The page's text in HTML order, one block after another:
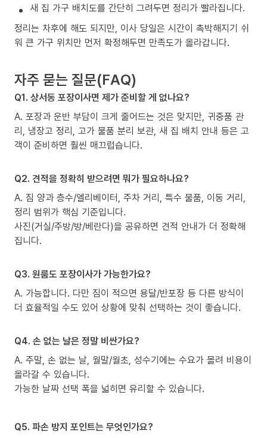
새 집 가구 배치도를 간단히 그려두면 정리가 빨라집니다.
정리는 차후에 해도 되지만, 이사 당일은 시간이 촉박해지기 쉬
워 큰 가구 위치만 먼저 확정해두면 만족도가 올라갑니다.
자주 묻는 질문(FAQ)
Q1. 상서동 포장이사면 제가 준비할 게 없나요?
A. 포장과 운반 부담이 크게 줄어드는 것은 맞지만, 귀중품 관
리, 냉장고 정리, 고가 물품 분리 보관, 새 집 배치 안내 등은 고
객이 준비하면 훨씬 매끄럽습니다.
Q2. 견적을 정확히 받으려면 뭐가 필요하나요?
A. 짐 양과 층수/엘리베이터, 주차 거리, 특수 물품, 이동 거리,
정리 범위가 핵심 기준입니다.
사진(거실/주방/방/베란다)을 공유하면 견적 안내가 더 정확해
집니다.
Q3. 원룸도 포장이사가 가능한가요?
A. 가능합니다. 다만 짐이 적으면 용달/반포장 등 다른 방식이
더 효율적일 수도 있어 상황에 맞춰 선택하는 것이 좋습니다.
Q4. 손 없는 날은 정말 비싼가요?
A. 주말, 손 없는 날, 월말/월초, 성수기에는 수요가 몰려 비용이
올라갈 수 있습니다.
가능한 날짜 선택 폭을 넓히면 유리할 수 있습니다.
Q5. 파손 방지 포인트는 무엇인가요?